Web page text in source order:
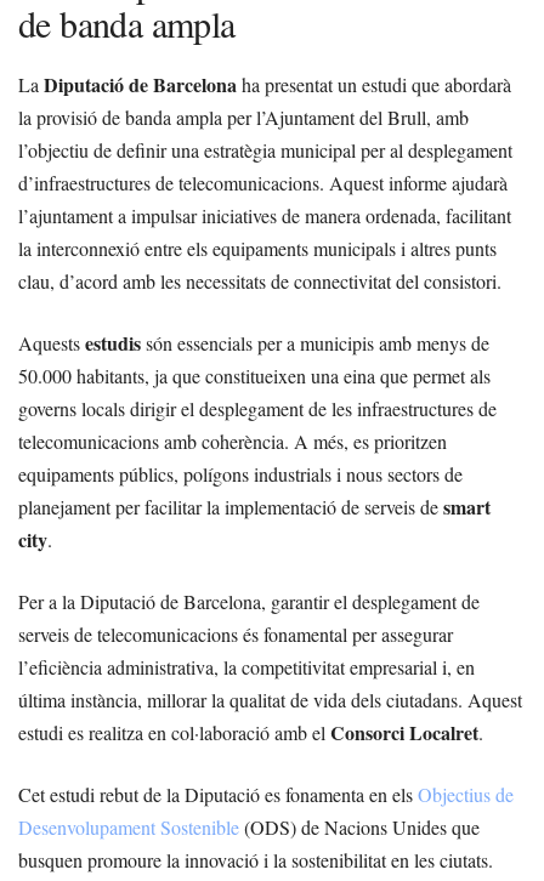
de banda ampla
La Diputació de Barcelonaha presentat un estudi que abordarà
la provisió de banda ampla per l’Ajuntament del Brull, amb
l’objectiu de definir una estratègia municipal per al desplegament
d’infraestructures de telecomunicacions. Aquest informe ajudarà
l’ajuntament a impulsar iniciatives de manera ordenada, facilitant
la interconnexió entre els equipaments municipals i altres punts
clau, d’acord amb les necessitats de connectivitat del consistori.
Aquestsestudissón essencials per a municipis amb menys de
50.000 habitants, ja que constitueixen una eina que permet als
governs locals dirigir el desplegament de les infraestructures de
telecomunicacions amb coherència. A més, es prioritzen
equipaments públics, polígons industrials i nous sectors de
planejament per facilitar la implementació de serveis desmart
city.
Per a la Diputació de Barcelona, garantir el desplegament de
serveis de telecomunicacions és fonamental per assegurar
l’eficiència administrativa, la competitivitat empresarial i, en
última instància, millorar la qualitat de vida dels ciutadans. Aquest
estudi es realitza en col·laboració amb el Consorci Localret.
Cet estudi rebut de la Diputació es fonamenta en elsObjectius de
Desenvolupament Sostenible(ODS) de Nacions Unides que
busquen promoure la innovació i la sostenibilitat en les ciutats.